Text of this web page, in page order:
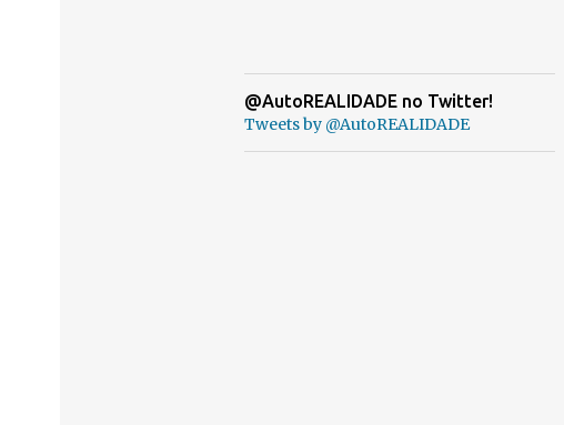
@AutoREALIDADE no Twitter!
Tweets by @AutoREALIDADE